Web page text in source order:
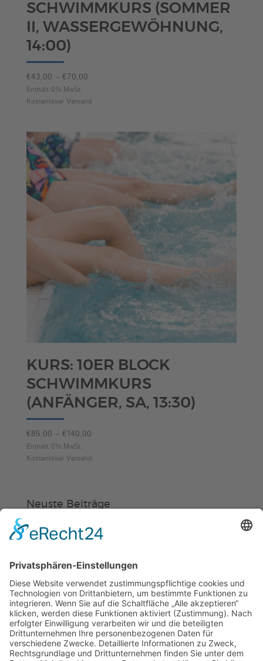
SCHWIMMKURS (SOMMER
II, WASSERGEWÖHNUNG,
14:00)
€43,00 – € 70,00Preisspanne:
bis
Enthält 0% MwSt.
Kostenloser Versand
KURS: 10ER BLOCK
SCHWIMMKURS
(ANFÄNGER, SA, 13:30)
€85,00 – € 140,00Preisspanne:
bis
Enthält 0% MwSt.
Kostenloser Versand
Neuste Beiträge
Verein
ab 13 Uhr geschlossen
„Am Ende bekommt jeder ein
Schwimmabzeichen“